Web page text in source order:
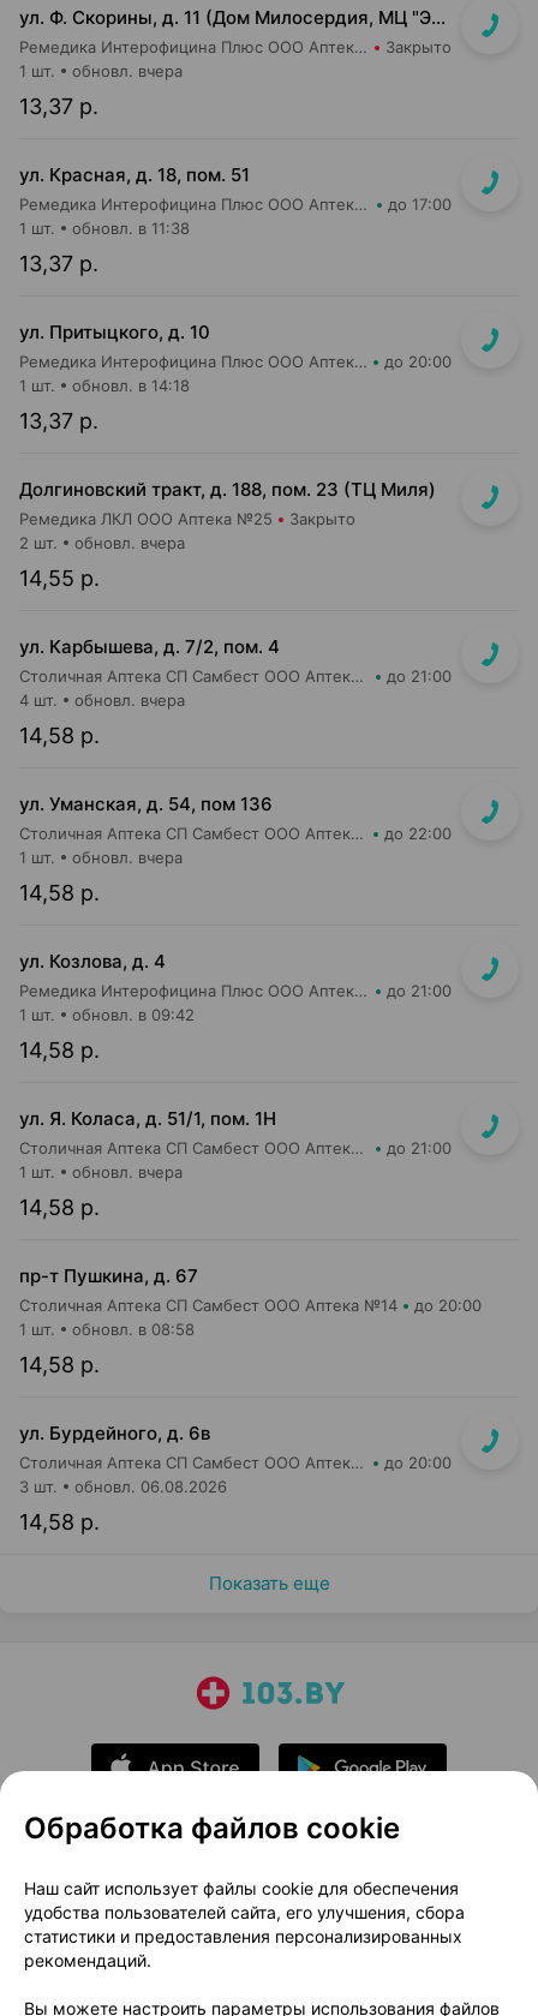
ул. Ф. Скорины, д. 11 (Дом Милосердия, МЦ "Элеос")
Ремедика Интерофицина Плюс ООО Аптека №14 Закрыто
13,37 р.
1 шт. обновл. вчера
ул. Красная, д. 18, пом. 51
Ремедика Интерофицина Плюс ООО Аптека №26 до 17:00
13,37 р.
1 шт. обновл. в 11:38
ул. Притыцкого, д. 10
Ремедика Интерофицина Плюс ООО Аптека №8 до 20:00
13,37 р.
1 шт. обновл. в 14:18
Долгиновский тракт, д. 188, пом. 23 (ТЦ Миля)
Ремедика ЛКЛ ООО Аптека №25 Закрыто
14,55 р.
2 шт. обновл. вчера
ул. Карбышева, д. 7/2, пом. 4
Столичная Аптека СП Самбест ООО Аптека №15 до 21:00
14,58 р.
4 шт. обновл. вчера
ул. Уманская, д. 54, пом 136
Столичная Аптека СП Самбест ООО Аптека №20 до 22:00
14,58 р.
1 шт. обновл. вчера
ул. Козлова, д. 4
Ремедика Интерофицина Плюс ООО Аптека №1 до 21:00
14,58 р.
1 шт. обновл. в 09:42
ул. Я. Коласа, д. 51/1, пом. 1Н
Столичная Аптека СП Самбест ООО Аптека №1 до 21:00
14,58 р.
1 шт. обновл. вчера
пр-т Пушкина, д. 67
Столичная Аптека СП Самбест ООО Аптека №14 до 20:00
14,58 р.
1 шт. обновл. в 08:58
ул. Бурдейного, д. 6в
Столичная Аптека СП Самбест ООО Аптека №23 до 20:00
14,58 р.
3 шт. обновл. 06.08.2026
Показать еще
О проекте
Новости проекта
Размещение рекламы
Медицинский маркетинг
Публичный договор
Доставка
Обработка файлов cookie
Наш сайт использует файлы cookie для обеспечения
удобства пользователей сайта, его улучшения, сбора
статистики и предоставления персонализированных
рекомендаций.
Вы можете настроить параметры использования файлов